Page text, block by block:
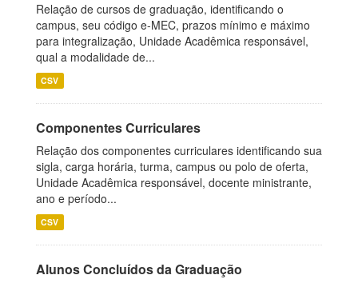
Relação de cursos de graduação, identificando o
campus, seu código e-MEC, prazos mínimo e máximo
para integralização, Unidade Acadêmica responsável,
qual a modalidade de...
CSV
Componentes Curriculares
Relação dos componentes curriculares identificando sua
sigla, carga horária, turma, campus ou polo de oferta,
Unidade Acadêmica responsável, docente ministrante,
ano e período...
CSV
Alunos Concluídos da Graduação